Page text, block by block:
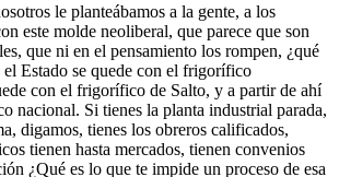
le planteábamos a la gente, a los
este molde neoliberal, que parece que son
que ni en el pensamiento los rompen, ¿qué
Estado se quede con el frigorífico
con el frigorífico de Salto, y a partir de ahí
nacional. Si tienes la planta industrial parada,
digamos, tienes los obreros calificados,
tienen hasta mercados, tienen convenios
¿Qué es lo que te impide un proceso de esa